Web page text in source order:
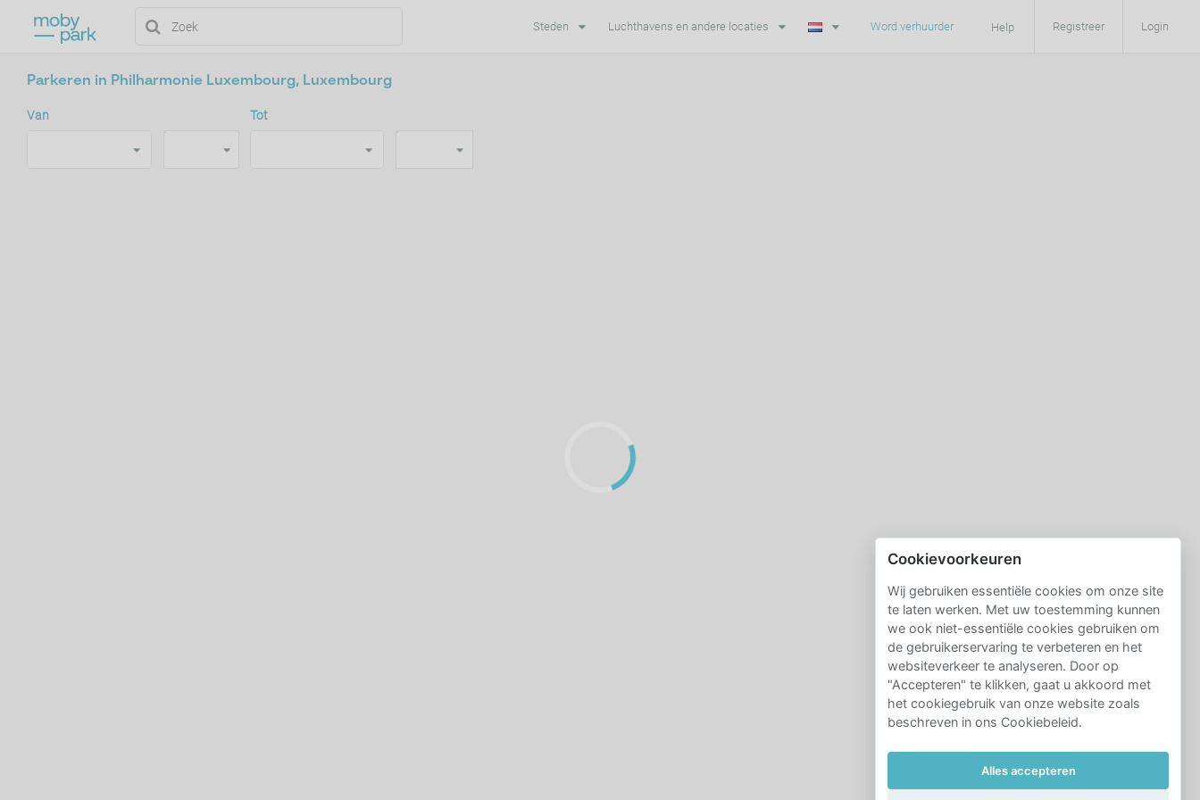
Word verhuurder Help Registreer Login
Steden Luchthavens en andere locaties
Parkeren in Philharmonie Luxembourg, Luxembourg
Van Tot
Cookievoorkeuren
Wij gebruiken essentiële cookies om onze site
te laten werken. Met uw toestemming kunnen
we ook niet-essentiële cookies gebruiken om
de gebruikerservaring te verbeteren en het
websiteverkeer te analyseren. Door op
"Accepteren" te klikken, gaat u akkoord met
het cookiegebruik van onze website zoals
beschreven in ons Cookiebeleid.
Alles accepteren